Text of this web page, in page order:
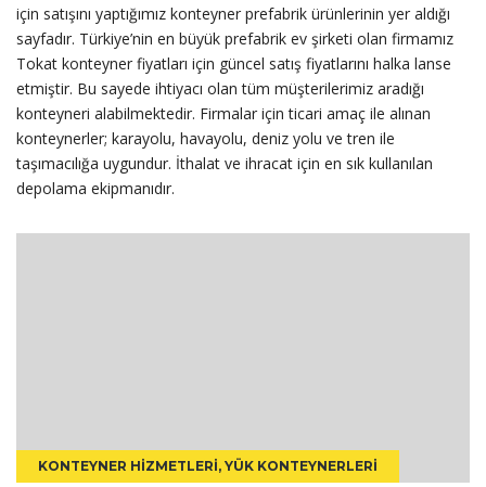
için satışını yaptığımız konteyner prefabrik ürünlerinin yer aldığı
sayfadır. Türkiye’nin en büyük prefabrik ev şirketi olan firmamız
Tokat konteyner fiyatları için güncel satış fiyatlarını halka lanse
etmiştir. Bu sayede ihtiyacı olan tüm müşterilerimiz aradığı
konteyneri alabilmektedir. Firmalar için ticari amaç ile alınan
konteynerler; karayolu, havayolu, deniz yolu ve tren ile
taşımacılığa uygundur. İthalat ve ihracat için en sık kullanılan
depolama ekipmanıdır.
KONTEYNER HIZMETLERI, YÜK KONTEYNERLERI